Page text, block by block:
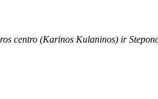
centro (Karinos Kulaninos) ir